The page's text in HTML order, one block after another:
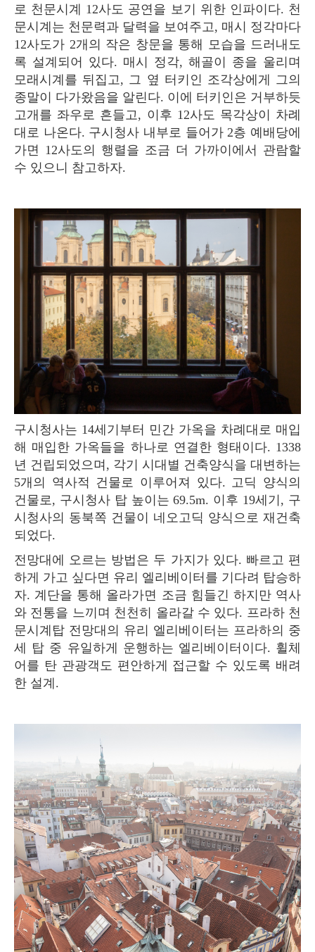
로 천문시계 12사도 공연을 보기 위한 인파이다. 천
문시계는 천문력과 달력을 보여주고, 매시 정각마다
12사도가 2개의 작은 창문을 통해 모습을 드러내도
록 설계되어 있다. 매시 정각, 해골이 종을 울리며
모래시계를 뒤집고, 그 옆 터키인 조각상에게 그의
종말이 다가왔음을 알린다. 이에 터키인은 거부하듯
고개를 좌우로 흔들고, 이후 12사도 목각상이 차례
대로 나온다. 구시청사 내부로 들어가 2층 예배당에
가면 12사도의 행렬을 조금 더 가까이에서 관람할
수 있으니 참고하자.
구시청사는 14세기부터 민간 가옥을 차례대로 매입
해 매입한 가옥들을 하나로 연결한 형태이다. 1338
년 건립되었으며, 각기 시대별 건축양식을 대변하는
5개의 역사적 건물로 이루어져 있다. 고딕 양식의
건물로, 구시청사 탑 높이는 69.5m. 이후 19세기, 구
시청사의 동북쪽 건물이 네오고딕 양식으로 재건축
되었다.
전망대에 오르는 방법은 두 가지가 있다. 빠르고 편
하게 가고 싶다면 유리 엘리베이터를 기다려 탑승하
자. 계단을 통해 올라가면 조금 힘들긴 하지만 역사
와 전통을 느끼며 천천히 올라갈 수 있다. 프라하 천
문시계탑 전망대의 유리 엘리베이터는 프라하의 중
세 탑 중 유일하게 운행하는 엘리베이터이다. 휠체
어를 탄 관광객도 편안하게 접근할 수 있도록 배려
한 설계.